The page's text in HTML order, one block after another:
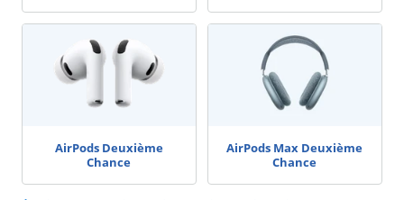
AirPods Deuxième
Chance
AirPods Max Deuxième
Chance